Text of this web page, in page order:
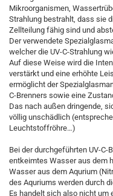
Mikroorganismen,
Strahlung bestrahlt, dass sie
Zellteilung fähig sind und
Der verwendete
welcher die UV-C-Strahlung
Auf diese Weise wird die
verstärkt und eine erhöhte
ermöglicht der
C-Brenners sowie eine
Das nach außen dringende,
völlig unschädlich
Leuchtstoffröhre…)
Bei der durchgeführten UV-
entkeimtes Wasser aus dem
Wasser aus dem Aqurium
des Aquriums werden durch
Es handelt sich also nicht um